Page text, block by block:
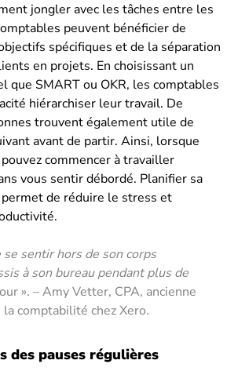
jongler avec les tâches entre les
peuvent bénéficier de
spécifiques et de la séparation
en projets. En choisissant un
que SMART ou OKR, les comptables
hiérarchiser leur travail. De
trouvent également utile de
avant de partir. Ainsi, lorsque
commencer à travailler
vous sentir débordé. Planifier sa
permet de réduire le stress et
se sentir hors de son corps
à son bureau pendant plus de
». – Amy Vetter, CPA, ancienne
comptabilité chez Xero.
des pauses régulières